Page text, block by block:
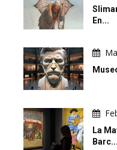
En...
La
Barc...